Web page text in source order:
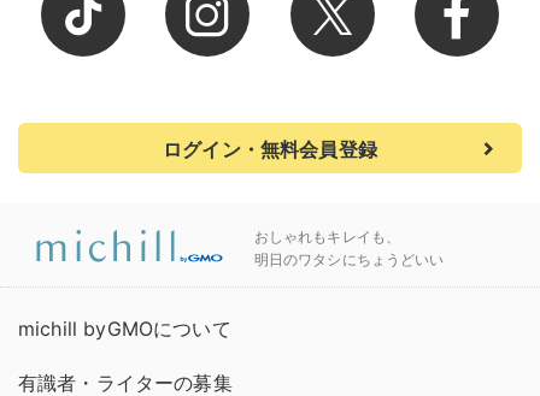
ログイン・無料会員登録
おしゃれもキレイも、
明日のワタシにちょうどいい
michill byGMOについて
有識者・ライターの募集